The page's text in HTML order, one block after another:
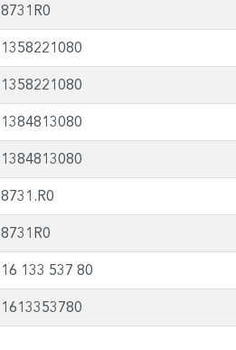
8731R0
1358221080
1358221080
1384813080
1384813080
8731.R0
8731R0
16 133 537 80
1613353780